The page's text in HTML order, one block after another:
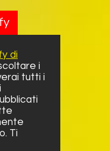
di
i
tutti i
Ti